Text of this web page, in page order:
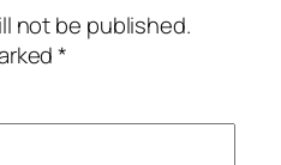
not be published.
*